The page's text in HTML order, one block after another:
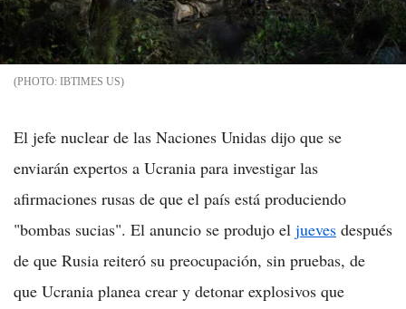
IBTIMES US
El jefe nuclear de las Naciones Unidas dijo que se
enviarán expertos a Ucrania para investigar las
afirmaciones rusas de que el país está produciendo
"bombas sucias". El anuncio se produjo el jueves después
de que Rusia reiteró su preocupación, sin pruebas, de
que Ucrania planea crear y detonar explosivos que